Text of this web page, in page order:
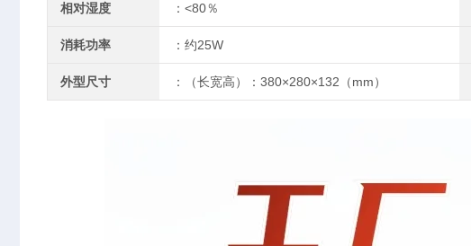
相对湿度 ：<80％
消耗功率 ：约25W
外型尺寸 ：（长宽高）：380×280×132（mm）